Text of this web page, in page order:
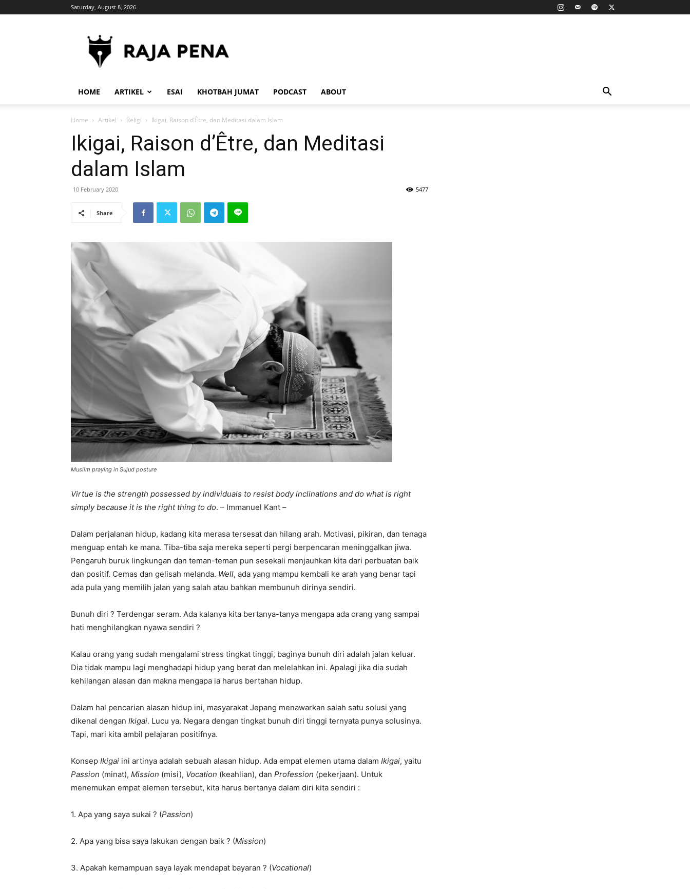
Saturday, August 8, 2026
HOME ARTIKEL ESAI KHOTBAH JUMAT PODCAST ABOUT
Home Artikel Religi Ikigai, Raison d’Être, dan Meditasi dalam Islam
Ikigai, Raison d’Être, dan Meditasi
dalam Islam
10 February 2020 5477
Share
Muslim praying in Sujud posture
Virtue is the strength possessed by individuals to resist body inclinations and do what is right
simply because it is the right thing to do. – Immanuel Kant –
Dalam perjalanan hidup, kadang kita merasa tersesat dan hilang arah. Motivasi, pikiran, dan tenaga
menguap entah ke mana. Tiba-tiba saja mereka seperti pergi berpencaran meninggalkan jiwa.
Pengaruh buruk lingkungan dan teman-teman pun sesekali menjauhkan kita dari perbuatan baik
dan positif. Cemas dan gelisah melanda. Well, ada yang mampu kembali ke arah yang benar tapi
ada pula yang memilih jalan yang salah atau bahkan membunuh dirinya sendiri.
Bunuh diri ? Terdengar seram. Ada kalanya kita bertanya-tanya mengapa ada orang yang sampai
hati menghilangkan nyawa sendiri ?
Kalau orang yang sudah mengalami stress tingkat tinggi, baginya bunuh diri adalah jalan keluar.
Dia tidak mampu lagi menghadapi hidup yang berat dan melelahkan ini. Apalagi jika dia sudah
kehilangan alasan dan makna mengapa ia harus bertahan hidup.
Dalam hal pencarian alasan hidup ini, masyarakat Jepang menawarkan salah satu solusi yang
dikenal dengan Ikigai. Lucu ya. Negara dengan tingkat bunuh diri tinggi ternyata punya solusinya.
Tapi, mari kita ambil pelajaran positifnya.
Konsep Ikigai ini artinya adalah sebuah alasan hidup. Ada empat elemen utama dalam Ikigai, yaitu
Passion (minat), Mission (misi), Vocation (keahlian), dan Profession (pekerjaan). Untuk
menemukan empat elemen tersebut, kita harus bertanya dalam diri kita sendiri :
1. Apa yang saya sukai ? (Passion)
2. Apa yang bisa saya lakukan dengan baik ? (Mission)
3. Apakah kemampuan saya layak mendapat bayaran ? (Vocational)